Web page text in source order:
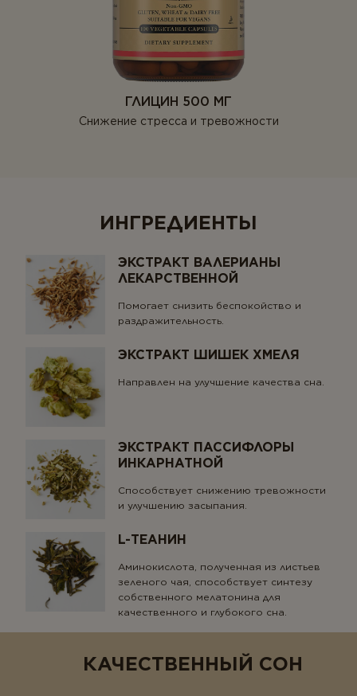
ГЛИЦИН 500 МГ
Снижение стресса и тревожности
ИНГРЕДИЕНТЫ
ЭКСТРАКТ ВАЛЕРИАНЫ
ЛЕКАРСТВЕННОЙ
Помогает снизить беспокойство и
раздражительность.
ЭКСТРАКТ ШИШЕК ХМЕЛЯ
Направлен на улучшение качества сна.
ЭКСТРАКТ ПАССИФЛОРЫ
ИНКАРНАТНОЙ
Способствует снижению тревожности
и улучшению засыпания.
L-ТЕАНИН
Аминокислота, полученная из листьев
зеленого чая, способствует синтезу
собственного мелатонина для
качественного и глубокого сна.
КАЧЕСТВЕННЫЙ СОН